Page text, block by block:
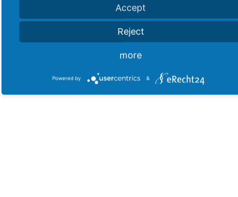
Accept
Reject
more
Powered by &